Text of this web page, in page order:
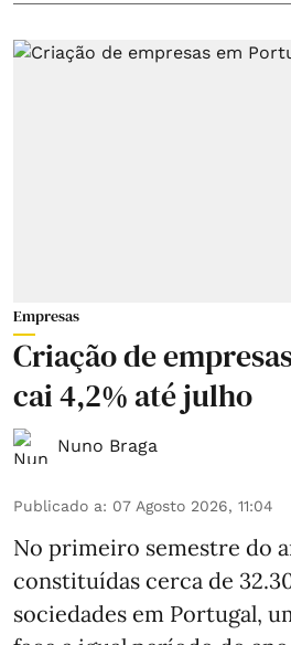
Empresas
Criação de
cai 4,2% até julho
Nuno Braga
Publicado a: 07 Agosto 2026, 11:04
No primeiro semestre do
constituídas cerca de
sociedades em Portugal,